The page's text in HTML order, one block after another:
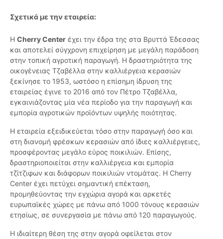
Σχετικά με την εταιρεία:
Η Cherry Center έχει την έδρα της στα Βρυττά Έδεσσας
και αποτελεί σύγχρονη επιχείρηση με μεγάλη παράδοση
στην τοπική αγροτική παραγωγή. Η δραστηριότητα της
οικογένειας Τζαβέλλα στην καλλιέργεια κερασιών
ξεκίνησε το 1953, ωστόσο η επίσημη ίδρυση της
εταιρείας έγινε το 2016 από τον Πέτρο Τζαβέλλα,
εγκαινιάζοντας μία νέα περίοδο για την παραγωγή και
εμπορία αγροτικών προϊόντων υψηλής ποιότητας.
Η εταιρεία εξειδικεύεται τόσο στην παραγωγή όσο και
στη διανομή φρέσκων κερασιών από ίδιες καλλιέργειες,
προσφέροντας μεγάλο εύρος ποικιλιών. Επίσης,
δραστηριοποιείται στην καλλιέργεια και εμπορία
τζίτζιφων και διάφορων ποικιλιών ντομάτας. Η Cherry
Center έχει πετύχει σημαντική επέκταση,
προμηθεύοντας την εγχώρια αγορά και αρκετές
ευρωπαϊκές χώρες με πάνω από 1000 τόνους κερασιών
ετησίως, σε συνεργασία με πάνω από 120 παραγωγούς.
Η ιδιαίτερη θέση της στην αγορά οφείλεται στον